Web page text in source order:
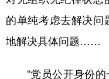
的单纯考虑去解决问
地解决具体问题……
“党员公开身份的